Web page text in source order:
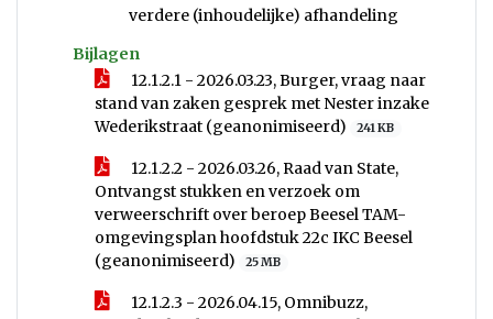
verdere (inhoudelijke) afhandeling
Bijlagen
12.1.2.1 - 2026.03.23, Burger, vraag naar
stand van zaken gesprek met Nester inzake
Wederikstraat (geanonimiseerd)
241 KB
12.1.2.2 - 2026.03.26, Raad van State,
Ontvangst stukken en verzoek om
verweerschrift over beroep Beesel TAM-
omgevingsplan hoofdstuk 22c IKC Beesel
(geanonimiseerd)
25 MB
12.1.2.3 - 2026.04.15, Omnibuzz,